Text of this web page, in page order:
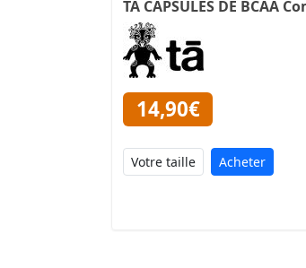
TA CAPSULES DE BCAA
14,90€
Acheter